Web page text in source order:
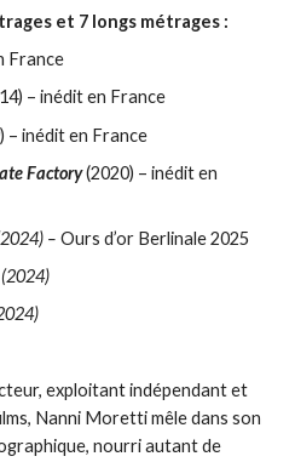
et 7 longs métrages :
France
– inédit en France
– inédit en France
Factory(2020) – inédit en
–Ours d’or Berlinale 2025
exploitant indépendant et
Nanni Moretti mêle dans son
nourri autant de